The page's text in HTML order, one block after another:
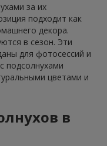
за их
подходит как
декора.
в сезон. Эти
для фотосессий и
подсолнухами
цветами и
в